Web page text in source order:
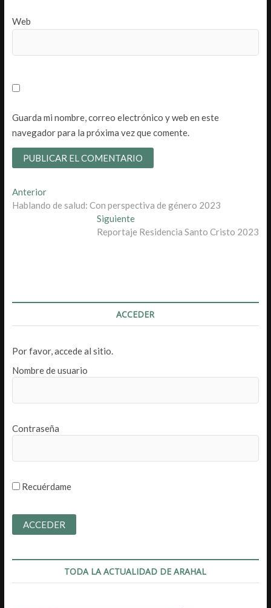
Web
Guarda mi nombre, correo electrónico y web en este
navegador para la próxima vez que comente.
Navegación
de
AnteriorEntrada
anterior:
Hablando de salud: Con perspectiva de género 2023
SiguienteEntrada
siguiente:
Reportaje Residencia Santo Cristo 2023
ACCEDER
Por favor, accede al sitio.
Nombre de usuario
Contraseña
Recuérdame
TODA LA ACTUALIDAD DE ARAHAL